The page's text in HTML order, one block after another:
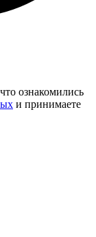
ознакомились
и принимаете